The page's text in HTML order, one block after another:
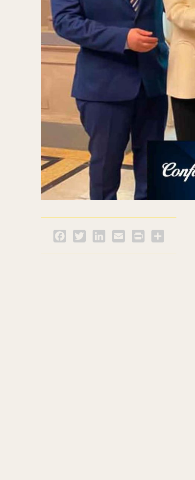
Facebook
Twitter LinkedInEmail PrintFriendly